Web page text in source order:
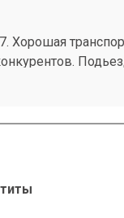
Хорошая
упаковать.